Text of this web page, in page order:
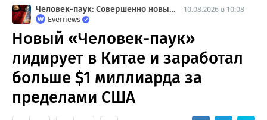
Человек-паук: Совершенно новый день
10.08.2026 в 10:08
Evernews
Новый «Человек-паук»
лидирует в Китае и заработал
больше $1 миллиарда за
пределами США